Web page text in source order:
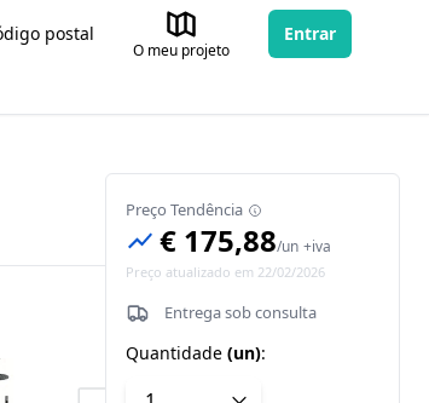
postal
O meu projeto
Entrar
Preço Tendência
€ 175,88/un +iva
Preço atualizado em 22/02/2026
Entrega sob consulta
Quantidade (un):